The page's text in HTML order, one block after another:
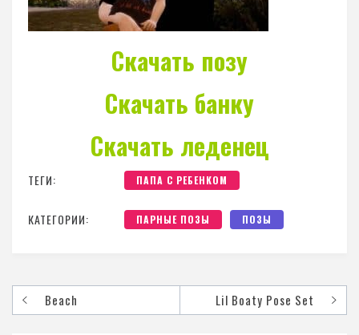
Скачать позу
Скачать банку
Скачать леденец
ТЕГИ: ПАПА С РЕБЕНКОМ
КАТЕГОРИИ: ПАРНЫЕ ПОЗЫ ПОЗЫ
Beach Lil Boaty Pose Set